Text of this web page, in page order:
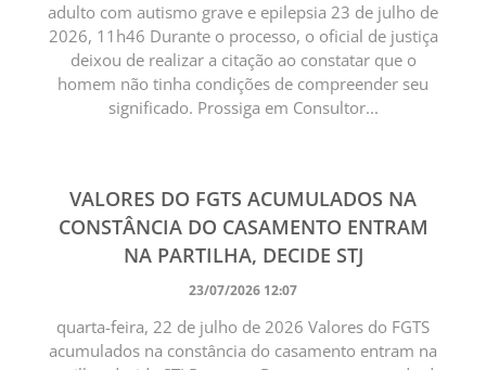
adulto com autismo grave e epilepsia 23 de julho de
2026, 11h46 Durante o processo, o oficial de justiça
deixou de realizar a citação ao constatar que o
homem não tinha condições de compreender seu
significado. Prossiga em Consultor...
VALORES DO FGTS ACUMULADOS NA
CONSTÂNCIA DO CASAMENTO ENTRAM
NA PARTILHA, DECIDE STJ
23/07/2026 12:07
quarta-feira, 22 de julho de 2026 Valores do FGTS
acumulados na constância do casamento entram na